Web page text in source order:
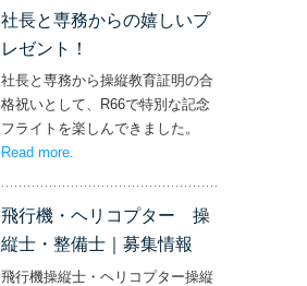
社長と専務からの嬉しいプ
レゼント！
社長と専務から操縦教育証明の合
格祝いとして、R66で特別な記念
フライトを楽しんできました。
Read more– ‘社長と専務からの嬉しいプレゼン
.
飛行機・ヘリコプター 操
縦士・整備士｜募集情報
飛行機操縦士・ヘリコプター操縦